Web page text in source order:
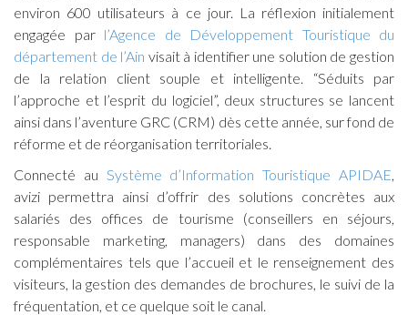
environ 600 utilisateurs à ce jour. La réflexion initialement
engagée par l’Agence de Développement Touristique du
département de l’Ain visait à identifier une solution de gestion
de la relation client souple et intelligente. “Séduits par
l’approche et l’esprit du logiciel”, deux structures se lancent
ainsi dans l’aventure GRC (CRM) dès cette année, sur fond de
réforme et de réorganisation territoriales.
Connecté au Système d’Information Touristique APIDAE,
avizi permettra ainsi d’offrir des solutions concrètes aux
salariés des offices de tourisme (conseillers en séjours,
responsable marketing, managers) dans des domaines
complémentaires tels que l’accueil et le renseignement des
visiteurs, la gestion des demandes de brochures, le suivi de la
fréquentation, et ce quelque soit le canal.